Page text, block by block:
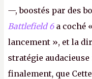
—, boostés par des
Battlefield 6 a coché
lancement », et la
stratégie
finalement, que